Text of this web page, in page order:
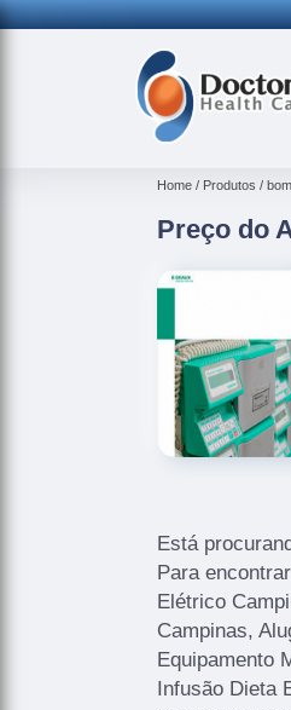
Home Produtos
Preço do
Está
Para
Elétrico
Campinas,
Equipamento
Infusão Dieta